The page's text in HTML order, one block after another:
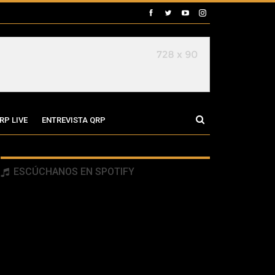
LIVE ENTREVISTA QRP
ESCÚCHANOS EN SPOTIFY